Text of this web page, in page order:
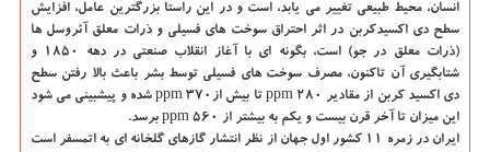
انسان، محیط طبیعی تغییر می یابد، است و در این راستا بزرگترین عامل، افزایش
سطح دی اکسیدکربن در اثر احتراق سوخت های فسیلی و ذرات معلق آئروسل ها
(ذرات معلق در جو) است، بگونه ای با آغاز انقلاب صنعتی در دهه ۱۸۵۰ و
شتابگیری آن تاکنون، مصرف سوخت های فسیلی توسط بشر باعث بالا رفتن سطح
دی اکسید کربن از مقادیر ppm ۲۸۰ تا بیش ازppm ۳۷۰ شده و پیشبینی می شود
این میزان تا آخر قرن بیست و یکم به بیشتر از ppm ۵۶۰ برسد.
ایران در زمره ۱۱ کشور اول جهان از نظر انتشار گازهای گلخانه ای به اتمسفر است